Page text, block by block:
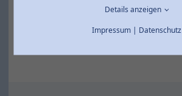
Details anzeigen
Impressum| Datenschutz